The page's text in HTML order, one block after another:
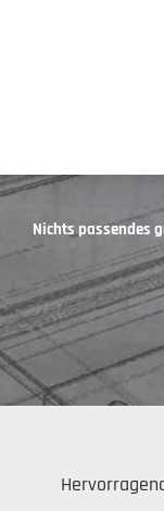
Nichts passendes